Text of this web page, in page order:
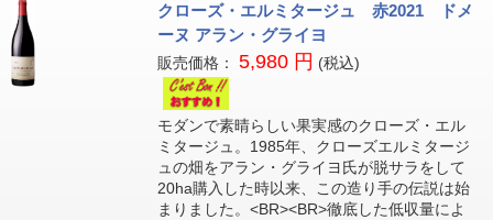
クローズ・エルミタージュ 赤2021 ドメ
ーヌ アラン・グライヨ
販売価格： 5,980 円 (税込)
モダンで素晴らしい果実感のクローズ・エル
ミタージュ。1985年、クローズエルミタージ
ュの畑をアラン・グライヨ氏が脱サラをして
20ha購入した時以来、この造り手の伝説は始
まりました。<BR><BR>徹底した低収量によ